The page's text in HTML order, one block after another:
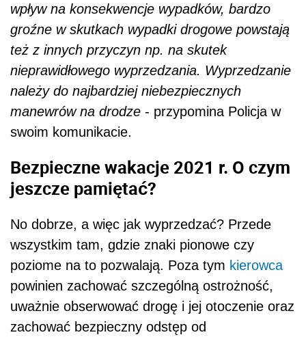
wpływ na konsekwencje wypadków, bardzo
groźne w skutkach wypadki drogowe powstają
też z innych przyczyn np. na skutek
nieprawidłowego wyprzedzania. Wyprzedzanie
należy do najbardziej niebezpiecznych
manewrów na drodze - przypomina Policja w
swoim komunikacie.
Bezpieczne wakacje 2021 r. O czym
jeszcze pamiętać?
No dobrze, a więc jak wyprzedzać? Przede
wszystkim tam, gdzie znaki pionowe czy
poziome na to pozwalają. Poza tym kierowca
powinien zachować szczególną ostrożność,
uważnie obserwować drogę i jej otoczenie oraz
zachować bezpieczny odstęp od